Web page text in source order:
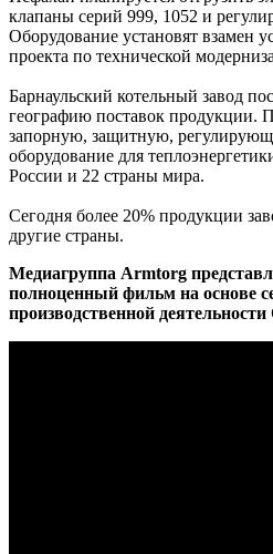
клапаны серий 999, 1052 и
Оборудование установят взамен
проекта по технической
Барнаульский котельный завод
географию поставок продукции.
запорную, защитную,
оборудование для
России и 22 страны мира.
Сегодня более 20% продукции
другие страны.
Медиагруппа Armtorg
полноценный фильм на основе
производственной